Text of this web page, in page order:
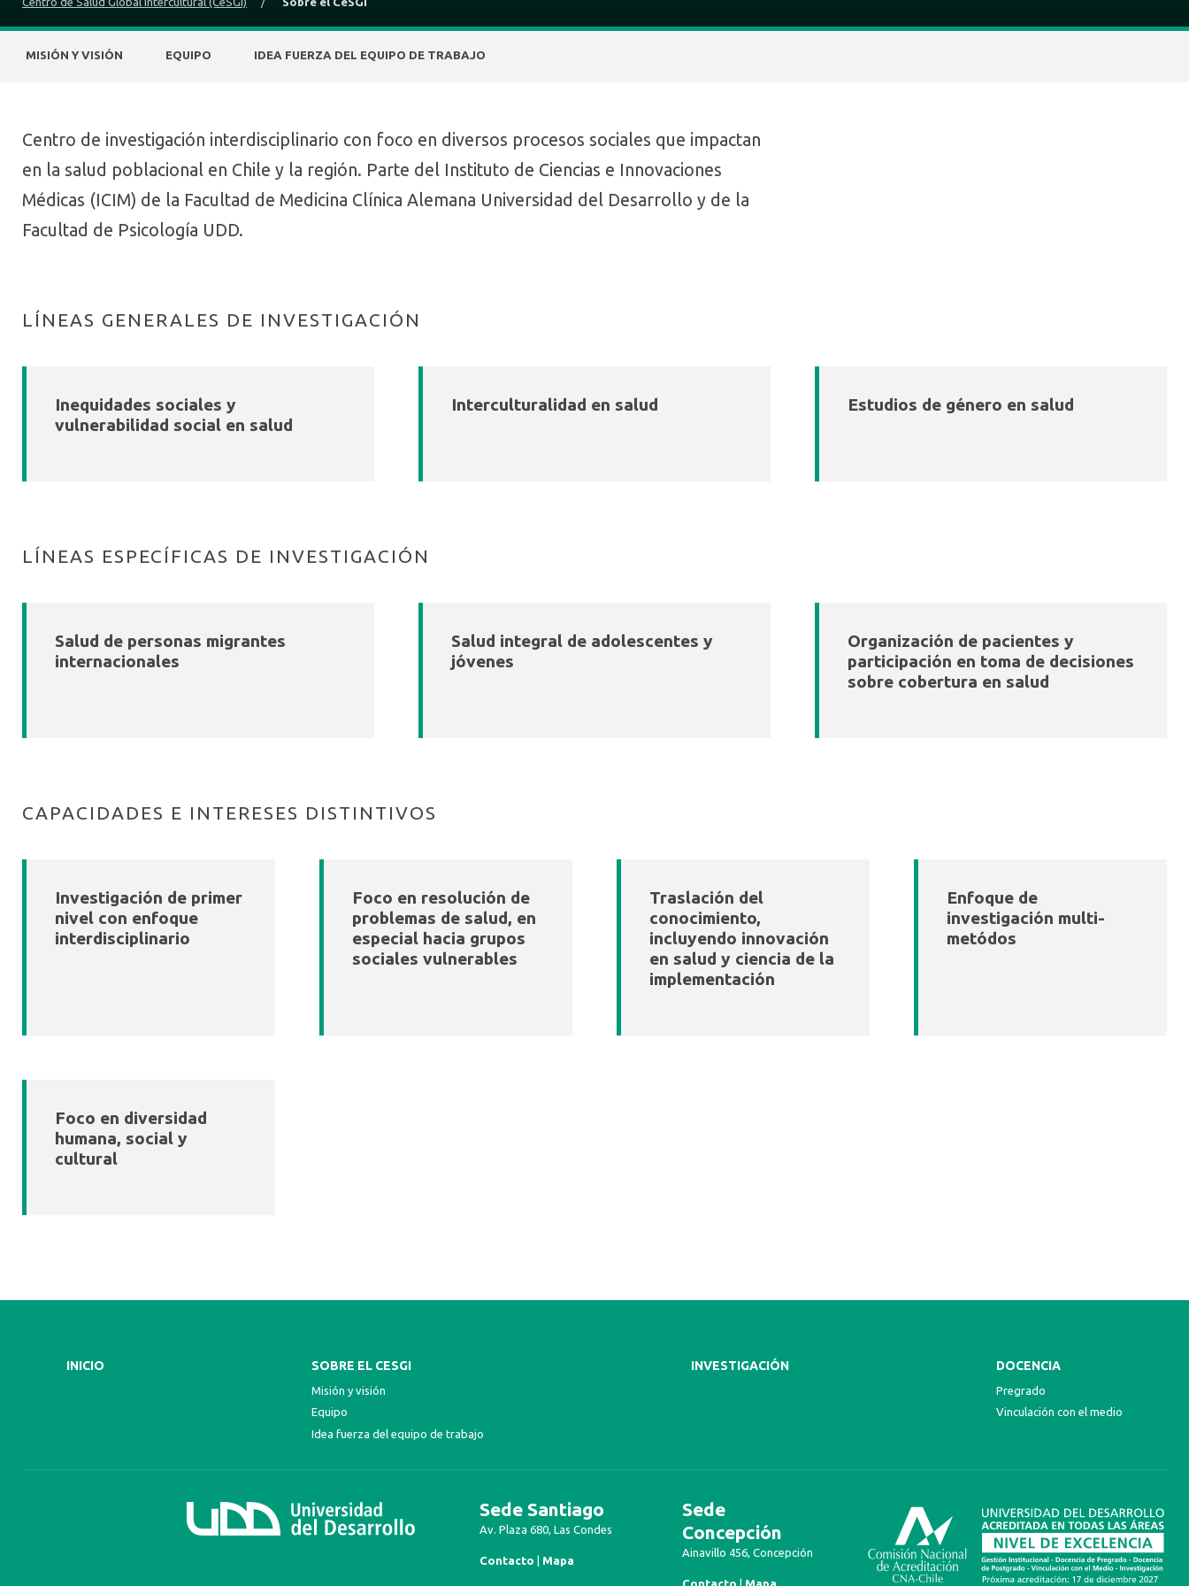
MISIÓN Y VISIÓN EQUIPO IDEA FUERZA DEL EQUIPO DE TRABAJO
Centro de investigación interdisciplinario con foco en diversos procesos sociales que impactan
en la salud poblacional en Chile y la región. Parte del Instituto de Ciencias e Innovaciones
Médicas (ICIM) de la Facultad de Medicina Clínica Alemana Universidad del Desarrollo y de la
Facultad de Psicología UDD.
LÍNEAS GENERALES DE INVESTIGACIÓN
Inequidades sociales y
vulnerabilidad social en salud
Interculturalidad en salud Estudios de género en salud
LÍNEAS ESPECÍFICAS DE INVESTIGACIÓN
Salud de personas migrantes
internacionales
Salud integral de adolescentes y
jóvenes
Organización de pacientes y
participación en toma de decisiones
sobre cobertura en salud
CAPACIDADES E INTERESES DISTINTIVOS
Investigación de primer
nivel con enfoque
interdisciplinario
Foco en resolución de
problemas de salud, en
especial hacia grupos
sociales vulnerables
Traslación del
conocimiento,
incluyendo innovación
en salud y ciencia de la
implementación
Enfoque de
investigación multi-
metódos
Foco en diversidad
humana, social y
cultural
INICIO SOBRE EL CESGI
Misión y visión
Equipo
Idea fuerza del equipo de trabajo
INVESTIGACIÓN DOCENCIA
Pregrado
Vinculación con el medio
Sede Santiago
Av. Plaza 680, Las Condes
Contacto Mapa
Sede
Concepción
Ainavillo 456, Concepción
Contacto Mapa